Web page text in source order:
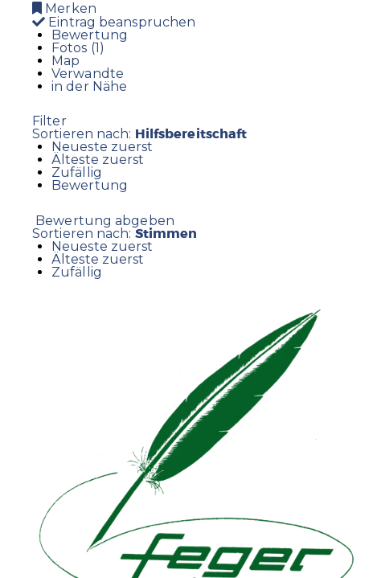
Merken
Eintrag beanspruchen
Bewertung
Fotos (1)
Map
Verwandte
in der Nähe
Filter
Sortieren nach: Hilfsbereitschaft
Neueste zuerst
Älteste zuerst
Zufällig
Bewertung
Bewertung abgeben
Sortieren nach: Stimmen
Neueste zuerst
Älteste zuerst
Zufällig